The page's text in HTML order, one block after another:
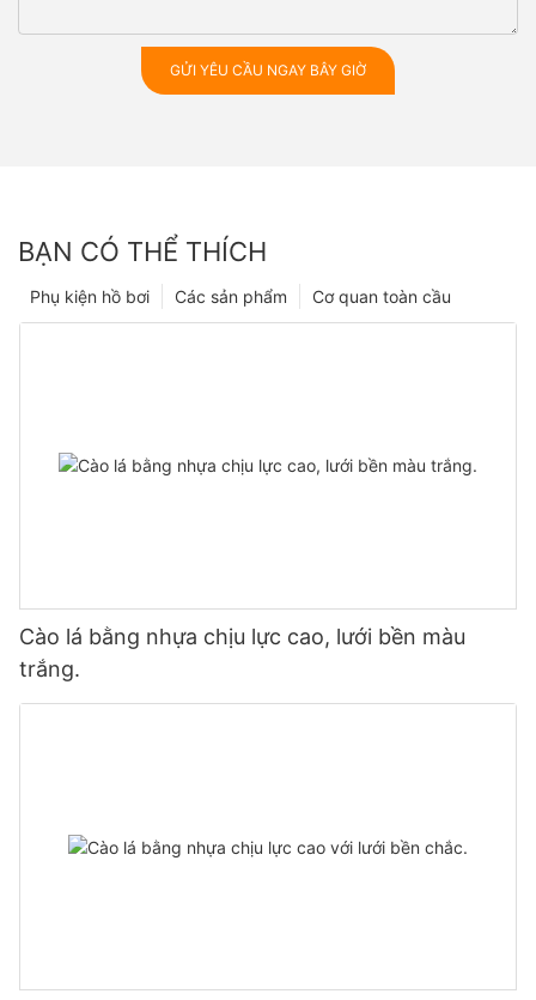
GỬI YÊU CẦU NGAY BÂY GIỜ
BẠN CÓ THỂ THÍCH
Cơ quan toàn cầu
Các sản phẩm
Phụ kiện hồ bơi
Cào lá bằng nhựa chịu lực cao, lưới bền màu
trắng.